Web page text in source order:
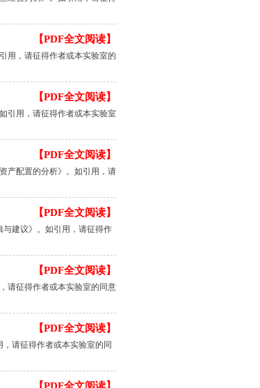
【PDF全文阅读】
用，请征得作者或本实验室的
【PDF全文阅读】
引用，请征得作者或本实验室
【PDF全文阅读】
产配置的分析》。如引用，请
【PDF全文阅读】
与建议》。如引用，请征得作
【PDF全文阅读】
请征得作者或本实验室的同意
【PDF全文阅读】
请征得作者或本实验室的同